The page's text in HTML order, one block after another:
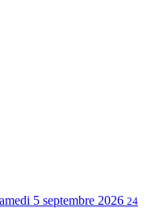
5 septembre 2026 24